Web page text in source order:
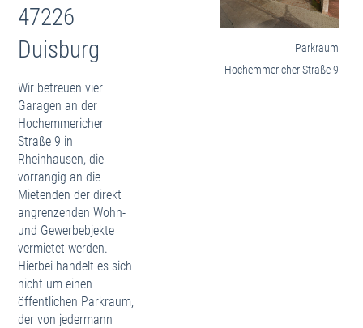
Richtiges Heizen und Lüften
Informationen zur E-Rechnung
Informationen für Dienstleister
Datenbank
IBAN
Outbank Kategorien
Wohnungsgrößen
Mietdauer (Details)
Mietdauer (Dekade)
Pressemitteilungen
Dokumenten-Archiv
Bitte wählen Sie Ihren Wohnort
Moers
Rheinhausen
Krefeld
47226
Duisburg
Wir betreuen vier
Garagen an der
Hochemmericher
Straße 9 in
Rheinhausen, die
vorrangig an die
Mietenden der direkt
angrenzenden Wohn-
und Gewerbebjekte
vermietet werden.
Hierbei handelt es sich
nicht um einen
öffentlichen Parkraum,
der von jedermann
Parkraum
Hochemmericher Straße 9